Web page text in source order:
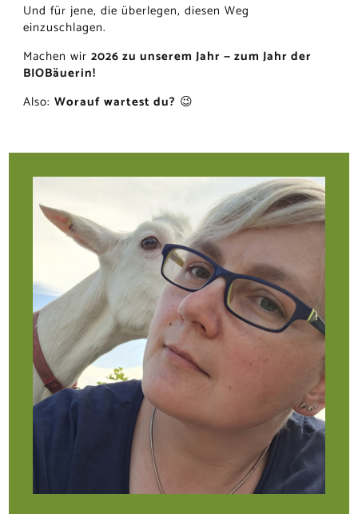
Und für jene, die überlegen, diesen Weg
einzuschlagen.
Machen wir 2026 zu unserem Jahr — zum Jahr der
BIOBäuerin!
Also: Worauf wartest du? 😉